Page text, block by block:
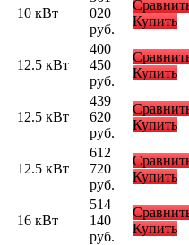
10 кВт
020
руб.
Купить
12.5 кВт
400
450
руб.
Купить
12.5 кВт
439
620
руб.
Купить
12.5 кВт
612
720
руб.
Купить
16 кВт
514
140
руб.
Купить